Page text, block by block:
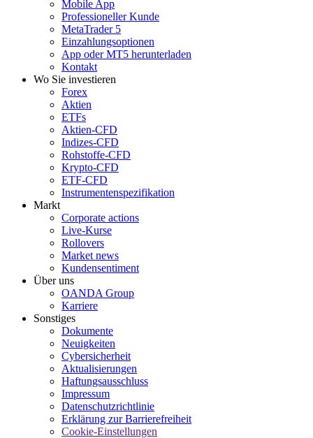
Mobile App
Professioneller Kunde
MetaTrader 5
Einzahlungsoptionen
App oder MT5 herunterladen
Kontakt
Wo Sie investieren
Forex
Aktien
ETFs
Aktien-CFD
Indizes-CFD
Rohstoffe-CFD
Krypto-CFD
ETF-CFD
Instrumentenspezifikation
Markt
Corporate actions
Live-Kurse
Rollovers
Market news
Kundensentiment
Über uns
OANDA Group
Karriere
Sonstiges
Dokumente
Neuigkeiten
Cybersicherheit
Aktualisierungen
Haftungsausschluss
Impressum
Datenschutzrichtlinie
Erklärung zur Barrierefreiheit
Cookie-Einstellungen